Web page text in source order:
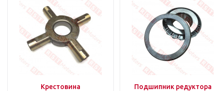
Крестовина
Подшипник редуктора